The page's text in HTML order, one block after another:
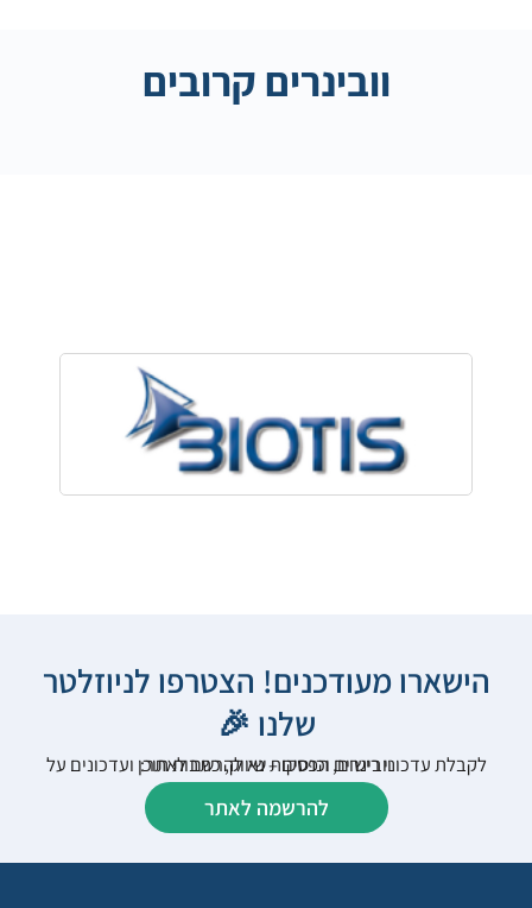
וובינרים קרובים
הישארו מעודכנים! הצטרפו לניוזלטר
שלנו 🎉
לקבלת עדכוני רישום, הפסקות שיווק, כתבות תוכן ועדכונים על וובינרים וכנסים – נא להרשם לאתר:
להרשמה לאתר